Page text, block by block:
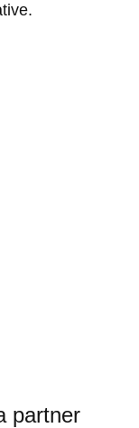
partner